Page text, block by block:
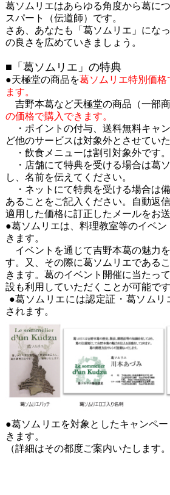
葛ソムリエはあらゆる角度から葛に
スパート（伝道師）です。
さあ、あなたも「葛ソムリエ」にな
の良さを広めていきましょう。
■「葛ソムリエ」の特典
●天極堂の商品を葛ソムリエ特別価
ます。
吉野本葛など天極堂の商品（一部
の価格で購入できます。
・ポイントの付与、送料無料キャ
ど他のサービスは対象外とさせていた
・飲食メニューは割引対象外です。
・店舗にて特典を受ける場合は葛
し、名前を伝えてください。
・ネットにて特典を受ける場合は
あることをご記入ください。自動返
適用した価格に訂正したメールをお
●葛ソムリエは、料理教室等のイベ
きます。
イベントを通じて吉野本葛の魅力
す。又、その際に葛ソムリエである
きます。葛のイベント開催に当たっ
設も利用していただくことが可能です
●葛ソムリエには認定証・葛ソム
されます。
●葛ソムリエを対象としたキャンペ
きます。
（詳細はその都度ご案内いたします。